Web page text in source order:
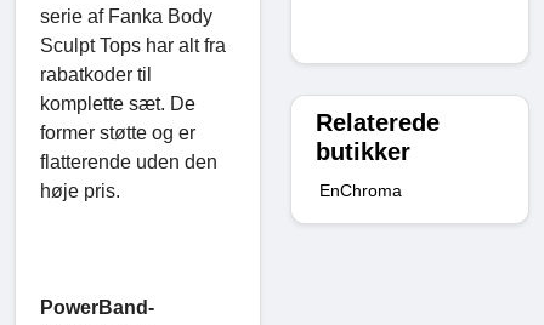
serie af Fanka Body
Sculpt Tops har alt fra
rabatkoder til
komplette sæt. De
former støtte og er
flatterende uden den
høje pris.
PowerBand-
Relaterede
butikker
EnChroma